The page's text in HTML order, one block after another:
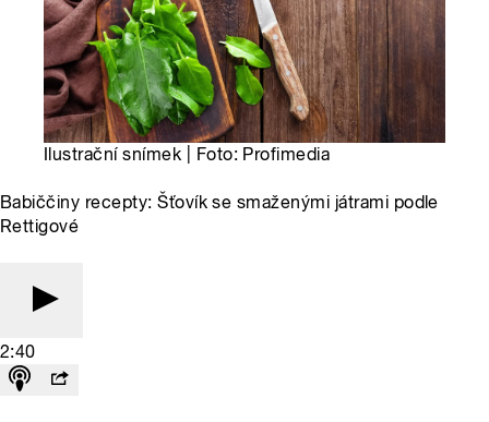
Ilustrační snímek | Foto: Profimedia
Babiččiny recepty: Šťovík se smaženými játrami podle
Rettigové
2:40